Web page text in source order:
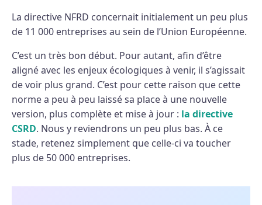
La directive NFRD concernait initialement un peu plus
de 11 000 entreprises au sein de l’Union Européenne.
C’est un très bon début. Pour autant, afin d’être
aligné avec les enjeux écologiques à venir, il s’agissait
de voir plus grand. C’est pour cette raison que cette
norme a peu à peu laissé sa place à une nouvelle
version, plus complète et mise à jour : la directive
CSRD. Nous y reviendrons un peu plus bas. À ce
stade, retenez simplement que celle-ci va toucher
plus de 50 000 entreprises.